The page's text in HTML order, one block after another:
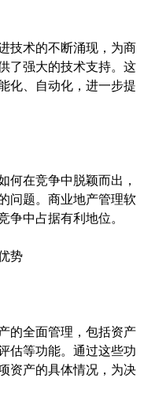
技术的不断涌现，为商
了强大的技术支持。这
化、自动化，进一步提
何在竞争中脱颖而出，
问题。商业地产管理软
中占据有利地位。
势
的全面管理，包括资产
估等功能。通过这些功
资产的具体情况，为决